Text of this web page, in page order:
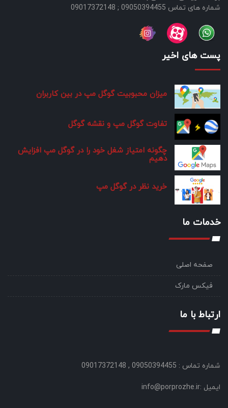
شماره های تماس 09050394455 ; 09017372148
پست های اخیر
میزان محبوبیت گوگل مپ در بین کاربران
تفاوت گوگل مپ و نقشه گوگل
چگونه امتیاز شغل خود را در گوگل مپ افزایش
دهیم
خرید نظر در گوگل مپ
خدمات ما
صفحه اصلی
فیکس مارک
ارتباط با ما
شماره تماس : 09050394455 , 09017372148
ایمیل :info@porprozhe.ir